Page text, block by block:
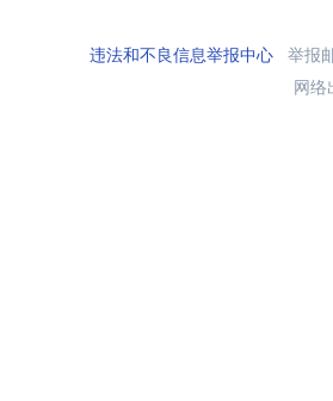
违法和不良信息举报中心举报
网